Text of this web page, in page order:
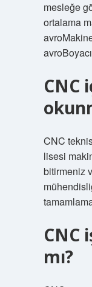
mesleğe
ortalama
CNC
CNC
lisesi
bitirmeniz
CNC
mı?